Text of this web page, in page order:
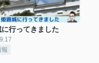
行ってきました
報